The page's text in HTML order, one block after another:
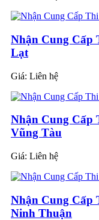
Nhận Cung Cấp
Lạt
Giá: Liên hệ
Nhận Cung Cấp
Vũng Tàu
Giá: Liên hệ
Nhận Cung Cấp
Ninh Thuận